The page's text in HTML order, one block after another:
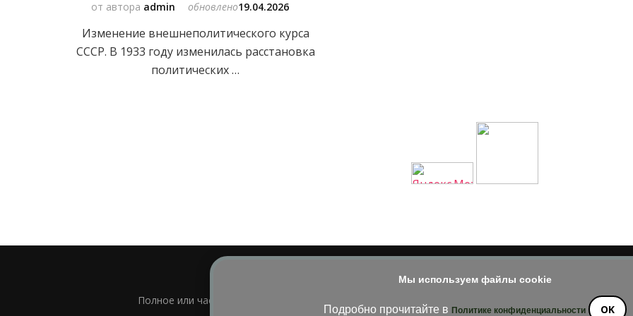
от автора admin обновлено19.04.2026
Изменение внешнеполитического курса
СССР. В 1933 году изменилась расстановка
политических …
Мы используем файлы cookie
Подробно прочитайте в Политике конфиденциальности OK
© 2014 - 2026
Полное или частичное использование материала допускается только при наличии активной и